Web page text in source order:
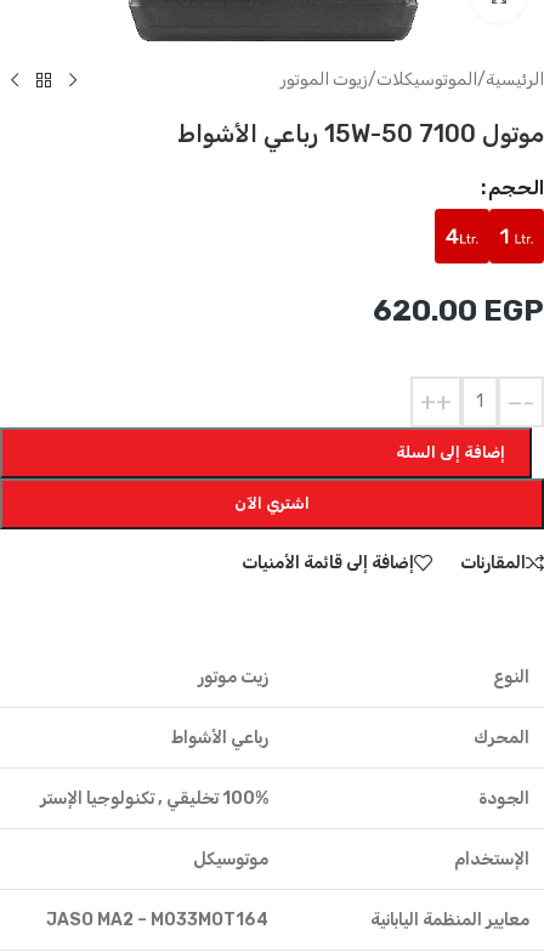
الرئيسية/ الموتوسيكلات/زيوت الموتور
موتول 7100 15W-50 رباعي الأشواط
الحجم
620.00 EGP
-
+
إضافة إلى السلة
اشتري الآن
المقارنات إضافة إلى قائمة الأمنيات
النوع زيت موتور
المحرك رباعي الأشواط
الجودة 100% تخليقي , تكنولوجيا الإستر
الإستخدام موتوسيكل
معايير المنظمة اليابانية JASO MA2 – M033MOT164